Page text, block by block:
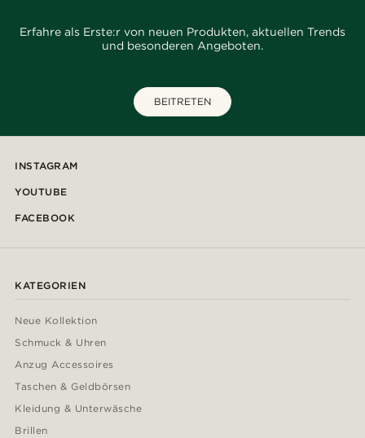
Erfahre als Erste:r von neuen Produkten, aktuellen Trends
und besonderen Angeboten.
BEITRETEN
INSTAGRAM
YOUTUBE
FACEBOOK
KATEGORIEN
Neue Kollektion
Schmuck & Uhren
Anzug Accessoires
Taschen & Geldbörsen
Kleidung & Unterwäsche
Brillen